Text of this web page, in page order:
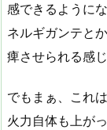
感できるようにな
ネルギガンテと
痺させられる感じ
でもまぁ、これ
火力自体も上が